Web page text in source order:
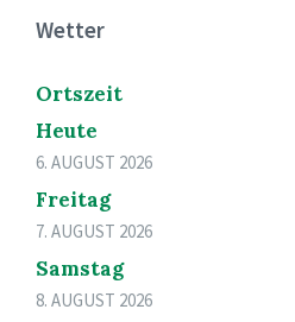
Wetter
Ortszeit
Heute
6. AUGUST 2026
Freitag
7. AUGUST 2026
Samstag
8. AUGUST 2026